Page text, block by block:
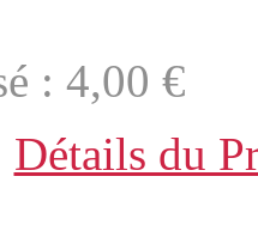
: 4,00 €
Détails du